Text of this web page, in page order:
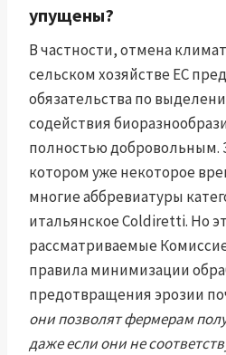
упущены?
В частности, отмена
сельском хозяйстве ЕС
обязательства по
содействия
полностью добровольным.
котором уже некоторое
многие аббревиатуры
итальянское Coldiretti. Но
рассматриваемые
правила минимизации
предотвращения эрозии
они позволят фермерам
даже если они не